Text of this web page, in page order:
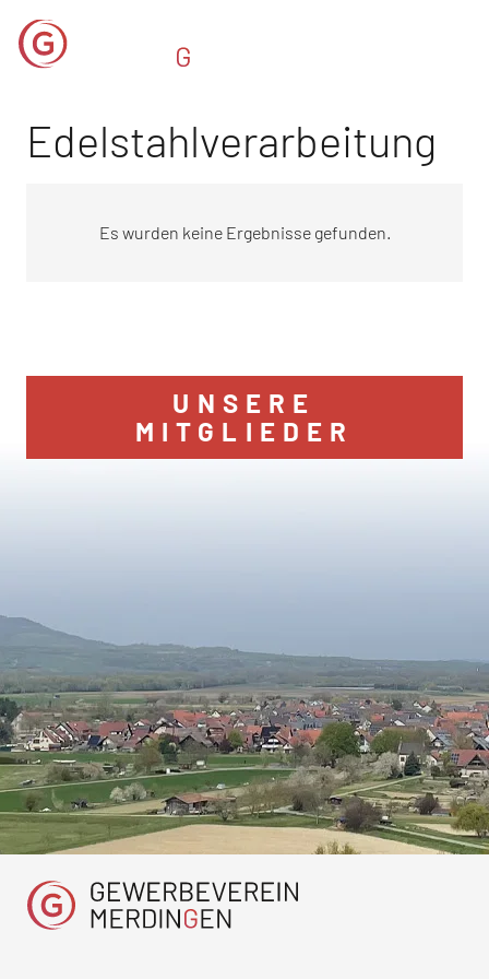
Edelstahlverarbeitung
Es wurden keine Ergebnisse gefunden.
UNSERE
MITGLIEDER